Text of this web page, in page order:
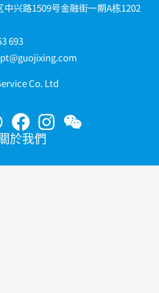
路1509号金融街一期A栋1202
693
Co. Ltd
關於我們